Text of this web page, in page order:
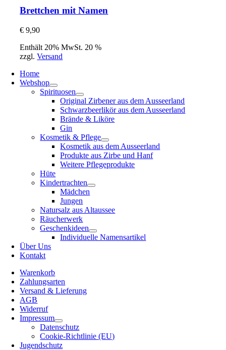
Brettchen mit Namen
€ 9,90
Enthält 20% MwSt. 20 %
zzgl.Versand
Home
Webshop
Spirituosen
Original Zirbener aus dem Ausseerland
Schwarzbeerlikör aus dem Ausseerland
Brände & Liköre
Gin
Kosmetik & Pflege
Kosmetik aus dem Ausseerland
Produkte aus Zirbe und Hanf
Weitere Pflegeprodukte
Hüte
Kindertrachten
Mädchen
Jungen
Natursalz aus Altaussee
Räucherwerk
Geschenkideen
Individuelle Namensartikel
Über Uns
Kontakt
Warenkorb
Zahlungsarten
Versand & Lieferung
AGB
Widerruf
Impressum
Datenschutz
Cookie-Richtlinie (EU)
Jugendschutz